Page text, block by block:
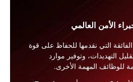
الأمن العالمي
التي نقدمها للحفاظ على قوة
التهديدات، وتوفير موارد
للوظائف المهمة الأخرى.